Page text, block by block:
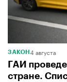
ЗАКОН 4 августа
ГАИ
стране.